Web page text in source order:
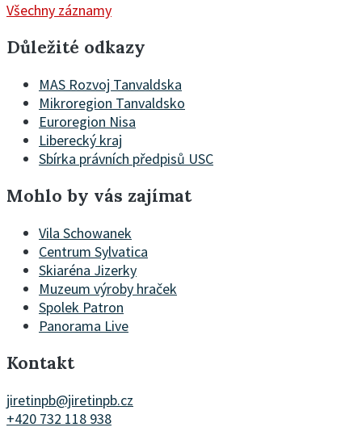
Všechny záznamy
Důležité odkazy
MAS Rozvoj Tanvaldska
Mikroregion Tanvaldsko
Euroregion Nisa
Liberecký kraj
Sbírka právních předpisů USC
Mohlo by vás zajímat
Vila Schowanek
Centrum Sylvatica
Skiaréna Jizerky
Muzeum výroby hraček
Spolek Patron
Panorama Live
Kontakt
jiretinpb@jiretinpb.cz
+420 732 118 938